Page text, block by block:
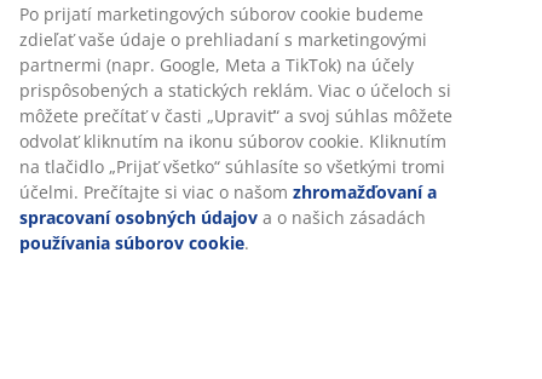
Po prijatí marketingových súborov cookie budeme
zdieľať vaše údaje o prehliadaní s marketingovými
partnermi (napr. Google, Meta a TikTok) na účely
prispôsobených a statických reklám. Viac o účeloch si
môžete prečítať v časti „Upraviť“ a svoj súhlas môžete
odvolať kliknutím na ikonu súborov cookie. Kliknutím
na tlačidlo „Prijať všetko“ súhlasíte so všetkými tromi
účelmi. Prečítajte si viac o našom zhromažďovaní a
spracovaní osobných údajov a o našich zásadách
používania súborov cookie.